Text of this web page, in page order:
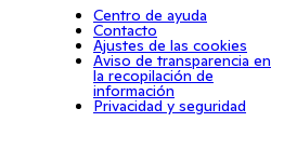
Centro de ayuda
Contacto
Ajustes de las cookies
Aviso de transparencia en
la recopilación de
información
Privacidad y seguridad